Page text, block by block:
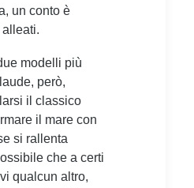
un conto è
modelli più
però,
il classico
il mare con
si rallenta
che a certi
qualcun altro,